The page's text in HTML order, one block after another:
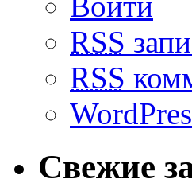
RSS
RSS
Свежие